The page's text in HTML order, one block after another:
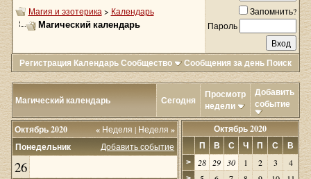
Магия и эзотерика > Календарь
Магический календарь
Запомнить?
Пароль
Регистрация КалендарьСообщество Сообщения за день Поиск
Магический календарь Сегодня
Просмотр
недели
Добавить
событие
« Неделя | Неделя»
Октябрь 2020
Добавить событие
Понедельник
26
Октябрь 2020
П
В С Ч П С В
> 28 29 30 1 2 3 4